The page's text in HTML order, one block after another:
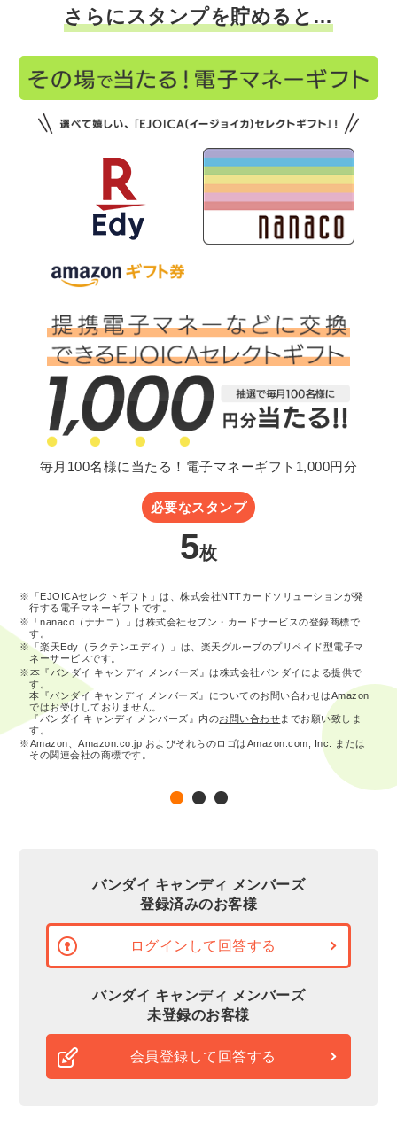
さらにスタンプを貯めると…
毎月100名様に当たる！電子マネーギフト1,000円分
必要なスタンプ
5枚
※「EJOICAセレクトギフト」は、株式会社NTTカードソリューションが発
行する電子マネーギフトです。
※「nanaco（ナナコ）」は株式会社セブン・カードサービスの登録商標で
す。
※「楽天Edy（ラクテンエディ）」は、楽天グループのプリペイド型電子マ
ネーサービスです。
※本『バンダイ キャンディ メンバーズ』は株式会社バンダイによる提供で
す。
本『バンダイ キャンディ メンバーズ』についてのお問い合わせはAmazon
ではお受けしておりません。
『バンダイ キャンディ メンバーズ』内のお問い合わせまでお願い致しま
す。
※Amazon、Amazon.co.jp およびそれらのロゴはAmazon.com, Inc. または
その関連会社の商標です。
バンダイ キャンディ メンバーズ
登録済みのお客様
ログインして回答する
バンダイ キャンディ メンバーズ
未登録のお客様
会員登録して回答する